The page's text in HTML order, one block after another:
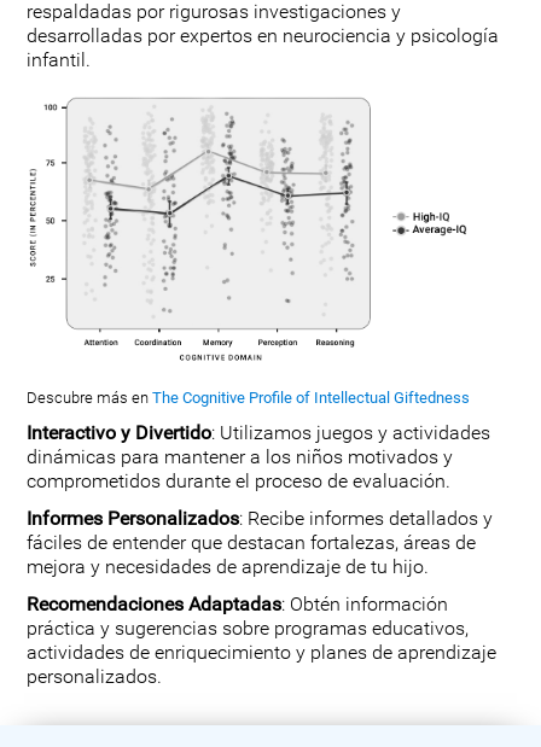
respaldadas por rigurosas investigaciones y
desarrolladas por expertos en neurociencia y psicología
infantil.
Descubre más enThe Cognitive Profile of Intellectual Giftedness
Interactivo y Divertido: Utilizamos juegos y actividades
dinámicas para mantener a los niños motivados y
comprometidos durante el proceso de evaluación.
Informes Personalizados: Recibe informes detallados y
fáciles de entender que destacan fortalezas, áreas de
mejora y necesidades de aprendizaje de tu hijo.
Recomendaciones Adaptadas: Obtén información
práctica y sugerencias sobre programas educativos,
actividades de enriquecimiento y planes de aprendizaje
personalizados.